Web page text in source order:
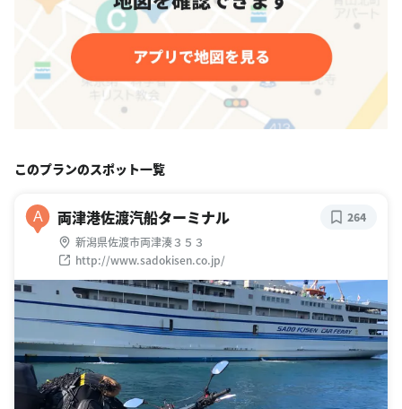
このプランのスポット一覧
A 両津港佐渡汽船ターミナル
新潟県佐渡市両津湊３５３
http://www.sadokisen.co.jp/
264